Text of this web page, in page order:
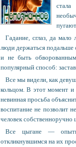
Гадание, сглаз, да
люди держаться подальше
и не быть
популярный способ:
Все мы видели, как
кольцом. В этот момент и
невинная просьба
воспитание не позволит
человек собственноручно
Все цыгане —
откликнувшимся на их